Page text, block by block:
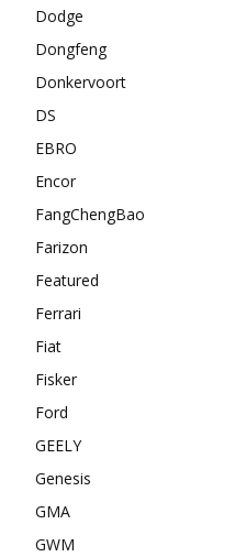
Dodge
Dongfeng
Donkervoort
DS
EBRO
Encor
FangChengBao
Farizon
Featured
Ferrari
Fiat
Fisker
Ford
GEELY
Genesis
GMA
GWM